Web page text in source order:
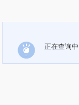
正在查询